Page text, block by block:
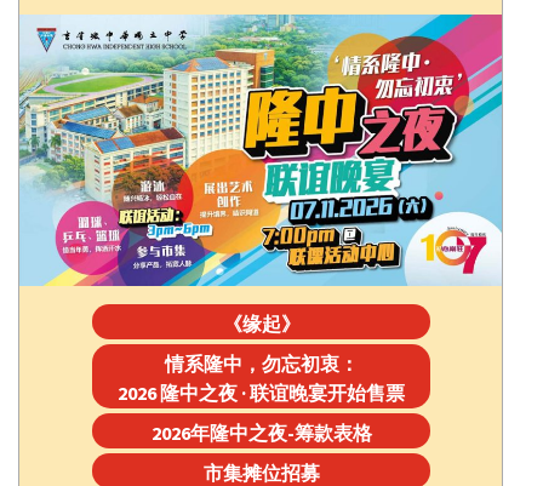
《缘起》
情系隆中，勿忘初衷：
2026 隆中之夜 · 联谊晚宴开始售票
2026年隆中之夜-筹款表格
市集摊位招募